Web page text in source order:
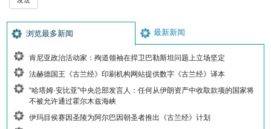
浏览最多新闻 最新新闻
肯尼亚政治活动家：殉道领袖在捍卫巴勒斯坦问题上立场坚定
法赫德国王《古兰经》印刷机构网站提供数字《古兰经》译本
“哈塔姆·安比亚”中央总部发言人：任何从伊朗资产中收取款项的国家将
不被允许通过霍尔木兹海峡
伊玛目侯赛因圣陵为阿尔巴因朝圣者推出《古兰经》计划